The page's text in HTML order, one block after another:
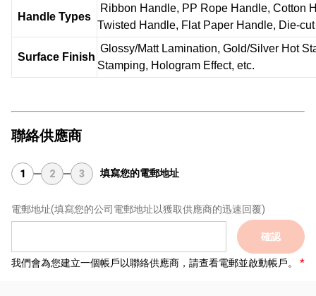
Handle Types
Ribbon Handle, PP Rope Handle, Cotton
Twisted Handle, Flat Paper Handle, Die-
Surface Finish
Glossy/Matt Lamination, Gold/Silver Hot
Stamping, Hologram Effect, etc.
聯絡供應商
1 2 3 填寫您的電郵地址
電郵地址(填寫您的公司電郵地址以獲取供應商的迅速回覆)
確認
我們會為您建立一個帳戶以聯絡供應商，請查看電郵並啟動帳戶。